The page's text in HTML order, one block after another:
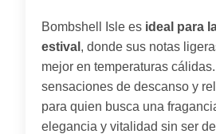
Bombshell Isle es ideal para
estival , donde sus notas
mejor en temperaturas
sensaciones de descanso y
para quien busca una
elegancia y vitalidad sin ser